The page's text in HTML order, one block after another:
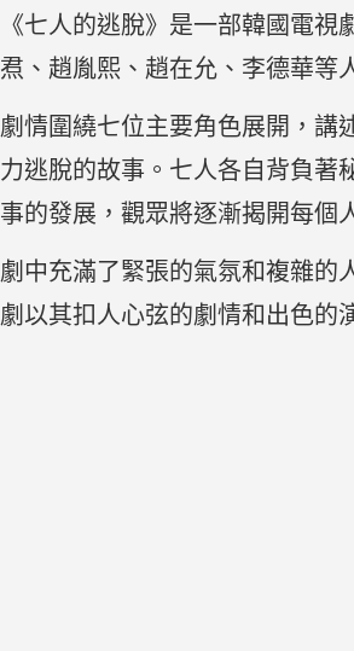
《七人的逃脫》是一部韓國電
焄、趙胤熙、趙在允、李德華等
劇情圍繞七位主要角色展開，講
力逃脫的故事。七人各自背負著
事的發展，觀眾將逐漸揭開每個
劇中充滿了緊張的氣氛和複雜的
劇以其扣人心弦的劇情和出色的